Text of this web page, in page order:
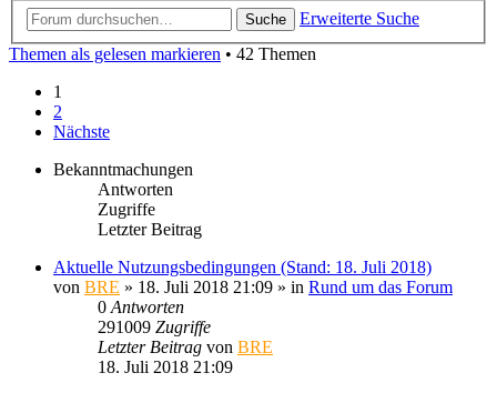
Suche
Erweiterte Suche
Themen als gelesen markieren • 42 Themen
1
2
Nächste
Bekanntmachungen
Antworten
Zugriffe
Letzter Beitrag
Aktuelle Nutzungsbedingungen (Stand: 18. Juli 2018)
von BRE » 18. Juli 2018 21:09 » in Rund um das Forum
0 Antworten
291009 Zugriffe
Letzter Beitrag von BRE
18. Juli 2018 21:09